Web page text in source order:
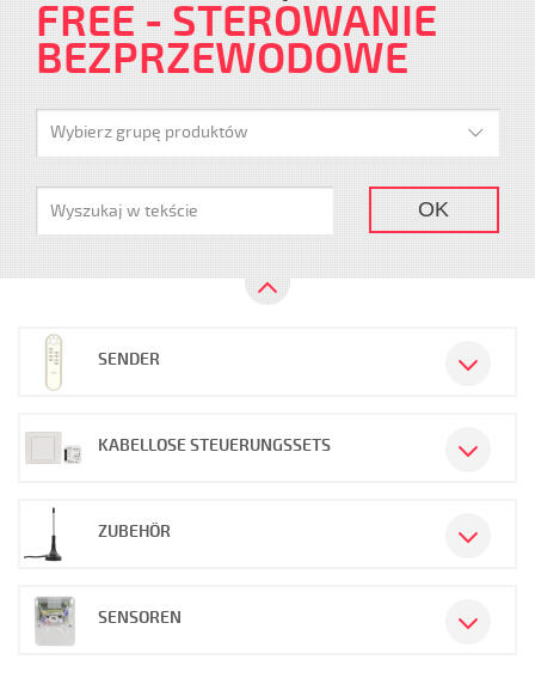
FREE - STEROWANIE
BEZPRZEWODOWE
Wybierz grupę produktów
OK
SENDER
KABELLOSE STEUERUNGSSETS
ZUBEHÖR
SENSOREN